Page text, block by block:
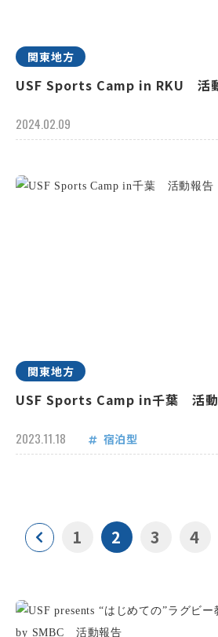
関東地方
USF Sports Camp in RKU 活
2024.02.09
関東地方
USF Sports Camp in千葉 活動
2023.11.18 宿泊型
1 2 3 4